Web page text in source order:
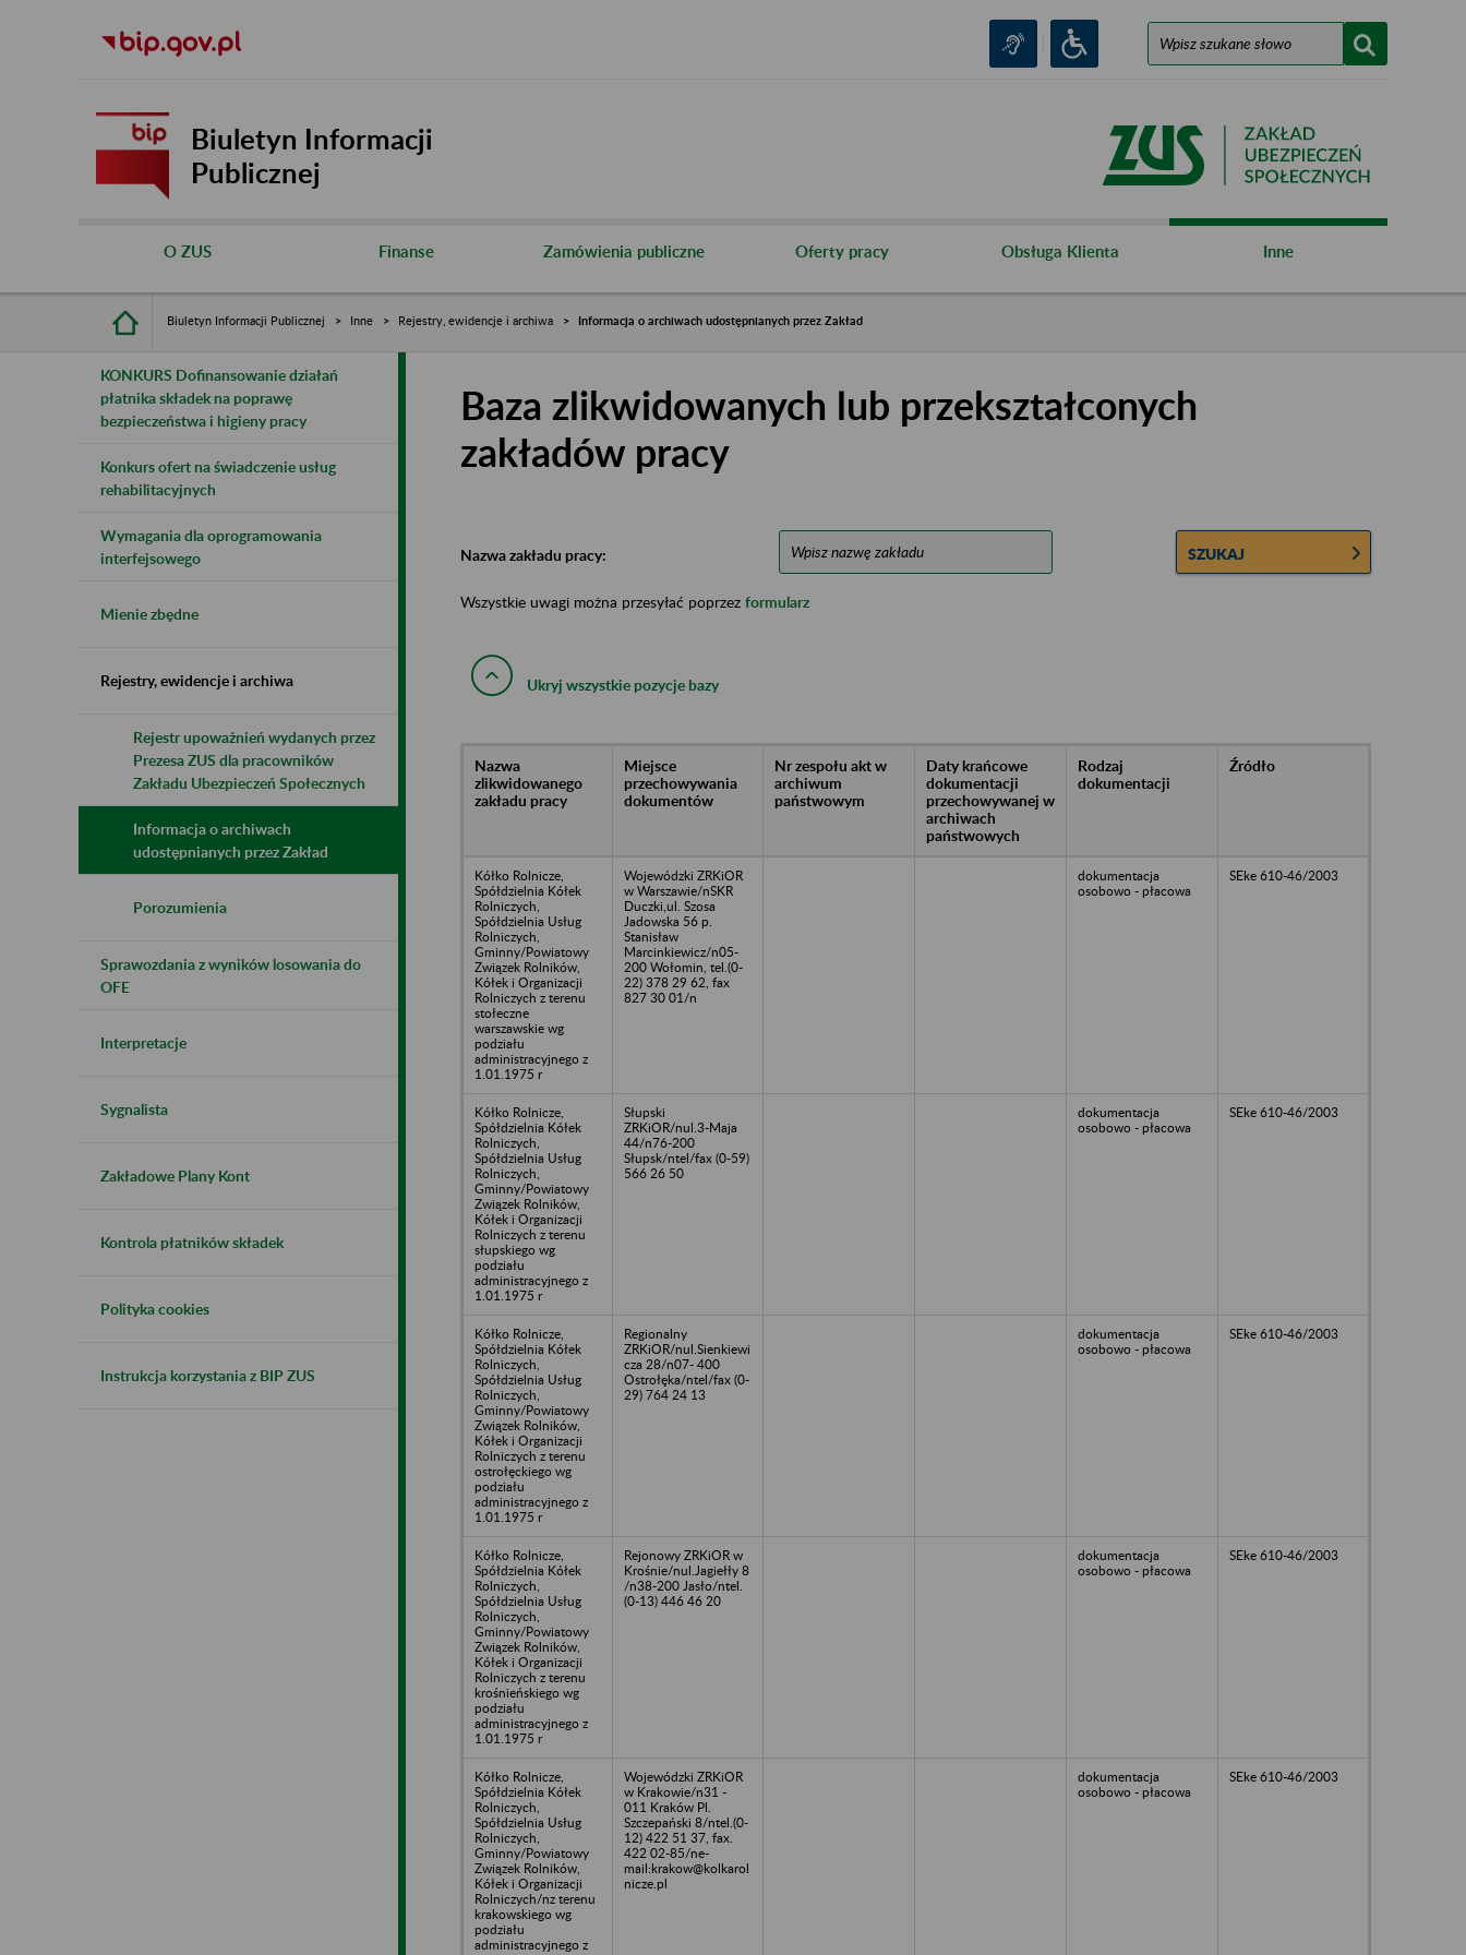
Biuletyn Informacji
Publicznej
O ZUS Finanse Zamówienia publiczne Oferty pracy Obsługa Klienta Inne
Biuletyn Informacji Publicznej Inne Rejestry, ewidencje i archiwa Informacja o archiwach udostępnianych przez Zakład
KONKURS Dofinansowanie działań
płatnika składek na poprawę
bezpieczeństwa i higieny pracy
Konkurs ofert na świadczenie usług
rehabilitacyjnych
Wymagania dla oprogramowania
interfejsowego
Mienie zbędne
Rejestry, ewidencje i archiwa
Rejestr upoważnień wydanych przez
Prezesa ZUS dla pracowników
Zakładu Ubezpieczeń Społecznych
Informacja o archiwach
udostępnianych przez Zakład
Porozumienia
Sprawozdania z wyników losowania do
OFE
Interpretacje
Sygnalista
Zakładowe Plany Kont
Kontrola płatników składek
Polityka cookies
Instrukcja korzystania z BIP ZUS
Baza zlikwidowanych lub przekształconych
zakładów pracy
Nazwa zakładu pracy: SZUKAJ
Wszystkie uwagi można przesyłać poprzez formularz
Ukryj wszystkie pozycje bazy
Nazwa
zlikwidowanego
zakładu pracy
Miejsce
przechowywania
dokumentów
Nr zespołu akt w
archiwum
państwowym
Daty krańcowe
dokumentacji
przechowywanej w
archiwach
państwowych
Rodzaj
dokumentacji
Źródło
Kółko Rolnicze,
Spółdzielnia Kółek
Rolniczych,
Spółdzielnia Usług
Rolniczych,
Gminny/Powiatowy
Związek Rolników,
Kółek i Organizacji
Rolniczych z terenu
stołeczne
warszawskie wg
podziału
administracyjnego z
1.01.1975 r
Wojewódzki ZRKiOR
w Warszawie/nSKR
Duczki,ul. Szosa
Jadowska 56 p.
Stanisław
Marcinkiewicz/n05-
200 Wołomin, tel.(0-
22) 378 29 62, fax
827 30 01/n
dokumentacja
osobowo - płacowa
SEke 610-46/2003
Kółko Rolnicze,
Spółdzielnia Kółek
Rolniczych,
Spółdzielnia Usług
Rolniczych,
Gminny/Powiatowy
Związek Rolników,
Kółek i Organizacji
Rolniczych z terenu
słupskiego wg
podziału
administracyjnego z
1.01.1975 r
Słupski
ZRKiOR/nul.3-Maja
44/n76-200
Słupsk/ntel/fax (0-59)
566 26 50
dokumentacja
osobowo - płacowa
SEke 610-46/2003
Kółko Rolnicze,
Spółdzielnia Kółek
Rolniczych,
Spółdzielnia Usług
Rolniczych,
Gminny/Powiatowy
Związek Rolników,
Kółek i Organizacji
Rolniczych z terenu
ostrołęckiego wg
podziału
administracyjnego z
1.01.1975 r
Regionalny
ZRKiOR/nul.Sienkiewi
cza 28/n07- 400
Ostrołęka/ntel/fax (0-
29) 764 24 13
dokumentacja
osobowo - płacowa
SEke 610-46/2003
Kółko Rolnicze,
Spółdzielnia Kółek
Rolniczych,
Spółdzielnia Usług
Rolniczych,
Gminny/Powiatowy
Związek Rolników,
Kółek i Organizacji
Rolniczych z terenu
krośnieńskiego wg
podziału
administracyjnego z
1.01.1975 r
Rejonowy ZRKiOR w
Krośnie/nul.Jagiełły 8
/n38-200 Jasło/ntel.
(0-13) 446 46 20
dokumentacja
osobowo - płacowa
SEke 610-46/2003
Kółko Rolnicze,
Spółdzielnia Kółek
Rolniczych,
Spółdzielnia Usług
Rolniczych,
Gminny/Powiatowy
Związek Rolników,
Kółek i Organizacji
Rolniczych/nz terenu
krakowskiego wg
podziału
administracyjnego z
Wojewódzki ZRKiOR
w Krakowie/n31 -
011 Kraków Pl.
Szczepański 8/ntel.(0-
12) 422 51 37, fax.
422 02-85/ne-
mail:krakow@kolkarol
nicze.pl
dokumentacja
osobowo - płacowa
SEke 610-46/2003